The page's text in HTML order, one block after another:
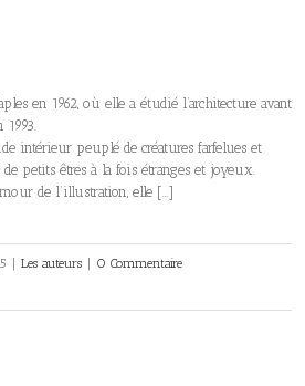
en 1962, où elle a étudié l’architecture avant
1993.
intérieur peuplé de créatures farfelues et
petits êtres à la fois étranges et joyeux.
de l’illustration, elle […]
Les auteurs
0 Commentaire